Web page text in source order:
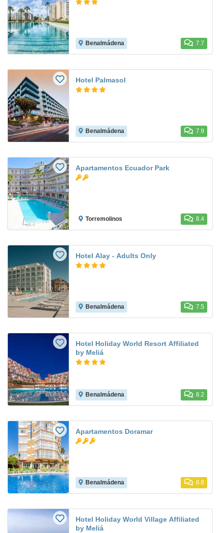
Benalmádena 7.7
Hotel Palmasol
Benalmádena 7.9
Apartamentos Ecuador Park
Torremolinos 8.4
Hotel Alay - Adults Only
Benalmádena 7.5
Hotel Holiday World Resort Affiliated
by Meliá
Benalmádena 8.2
Apartamentos Doramar
Benalmádena 6.8
Hotel Holiday World Village Affiliated
by Meliá